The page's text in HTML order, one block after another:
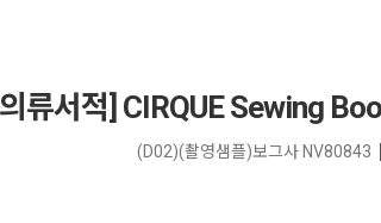
류서적] CIRQUE Sewing
(D02)(촬영샘플)보그사 NV80843